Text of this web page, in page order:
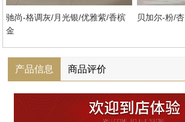
驰尚-格调灰/月光银/优雅紫/香槟
金
贝加尔-粉/杏
产品信息 商品评价